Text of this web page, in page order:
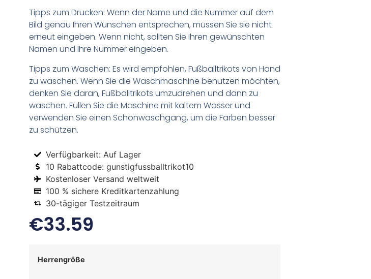
Tipps zum Drucken: Wenn der Name und die Nummer auf dem
Bild genau Ihren Wünschen entsprechen, müssen Sie sie nicht
erneut eingeben. Wenn nicht, sollten Sie Ihren gewünschten
Namen und Ihre Nummer eingeben.
Tipps zum Waschen: Es wird empfohlen, Fußballtrikots von Hand
zu waschen. Wenn Sie die Waschmaschine benutzen möchten,
denken Sie daran, Fußballtrikots umzudrehen und dann zu
waschen. Füllen Sie die Maschine mit kaltem Wasser und
verwenden Sie einen Schonwaschgang, um die Farben besser
zu schützen.
Verfügbarkeit: Auf Lager
10 Rabattcode: gunstigfussballtrikot10
Kostenloser Versand weltweit
100 % sichere Kreditkartenzahlung
30-tägiger Testzeitraum
€33.59
Herrengröße